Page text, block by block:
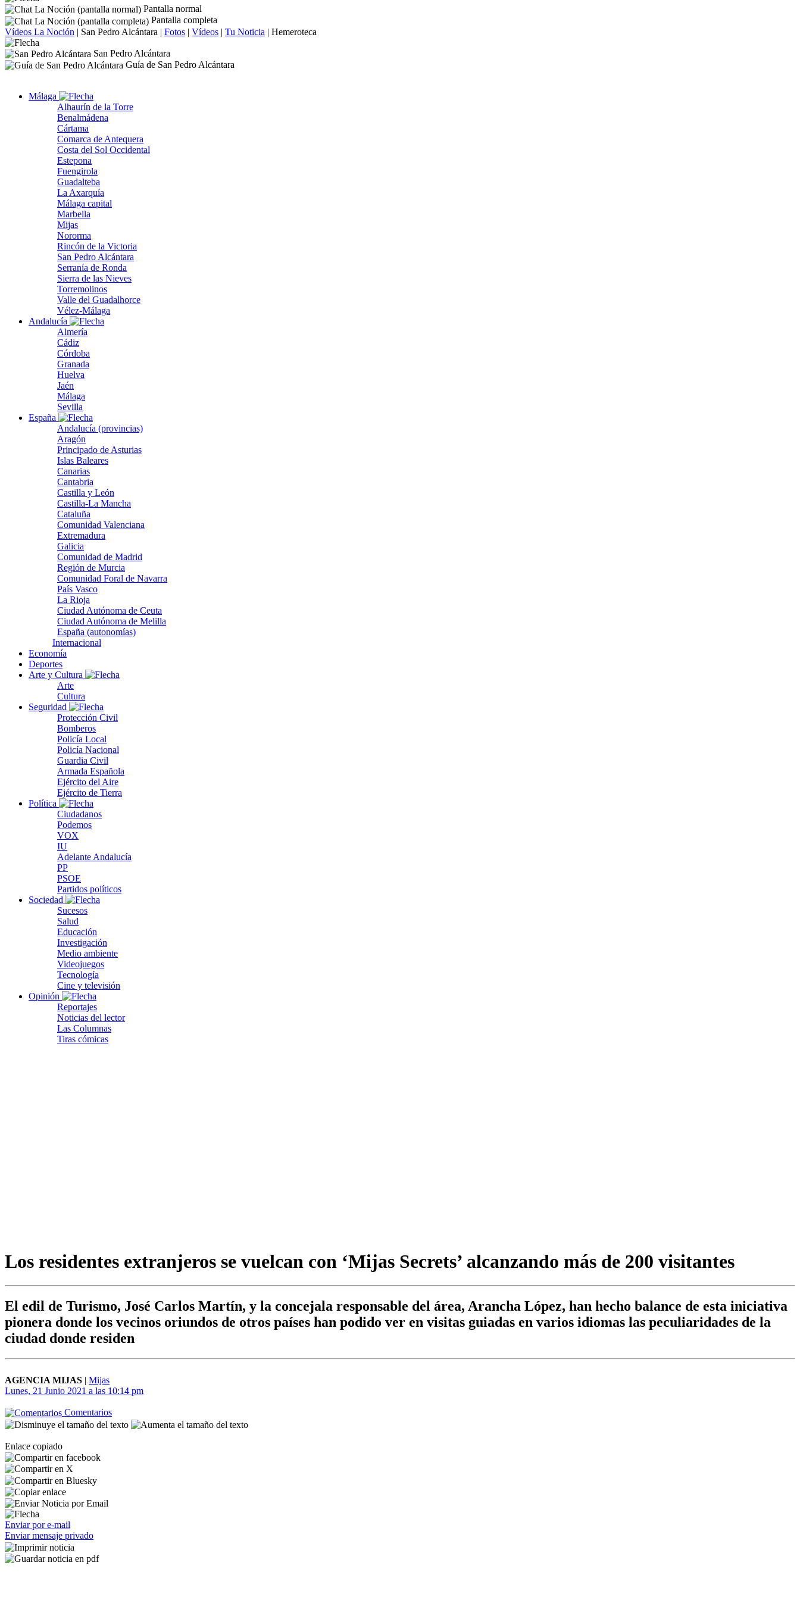
Pantalla normal
Pantalla completa
Vídeos La Noción | San Pedro Alcántara | Fotos | Vídeos | Tu Noticia | Hemeroteca
San Pedro Alcántara
Guía de San Pedro Alcántara
Málaga
Alhaurín de la Torre
Benalmádena
Cártama
Comarca de Antequera
Costa del Sol Occidental
Estepona
Fuengirola
Guadalteba
La Axarquía
Málaga capital
Marbella
Mijas
Nororma
Rincón de la Victoria
San Pedro Alcántara
Serranía de Ronda
Sierra de las Nieves
Torremolinos
Valle del Guadalhorce
Vélez-Málaga
Andalucía
Almería
Cádiz
Córdoba
Granada
Huelva
Jaén
Málaga
Sevilla
España
Andalucía (provincias)
Aragón
Principado de Asturias
Islas Baleares
Canarias
Cantabria
Castilla y León
Castilla-La Mancha
Cataluña
Comunidad Valenciana
Extremadura
Galicia
Comunidad de Madrid
Región de Murcia
Comunidad Foral de Navarra
País Vasco
La Rioja
Ciudad Autónoma de Ceuta
Ciudad Autónoma de Melilla
España (autonomías)
Internacional
Economía
Deportes
Arte y Cultura
Arte
Cultura
Seguridad
Protección Civil
Bomberos
Policía Local
Policía Nacional
Guardia Civil
Armada Española
Ejército del Aire
Ejército de Tierra
Política
Ciudadanos
Podemos
VOX
IU
Adelante Andalucía
PP
PSOE
Partidos políticos
Sociedad
Sucesos
Salud
Educación
Investigación
Medio ambiente
Videojuegos
Tecnología
Cine y televisión
Opinión
Reportajes
Noticias del lector
Las Columnas
Tiras cómicas
Los residentes extranjeros se vuelcan con ‘Mijas Secrets’ alcanzando más de 200 visitantes
El edil de Turismo, José Carlos Martín, y la concejala responsable del área, Arancha López, han hecho balance de esta iniciativa
pionera donde los vecinos oriundos de otros países han podido ver en visitas guiadas en varios idiomas las peculiaridades de la
ciudad donde residen
AGENCIA MIJAS | Mijas
Lunes, 21 Junio 2021 a las 10:14 pm
Comentarios
Enlace copiado
Enviar por e-mail
Enviar mensaje privado